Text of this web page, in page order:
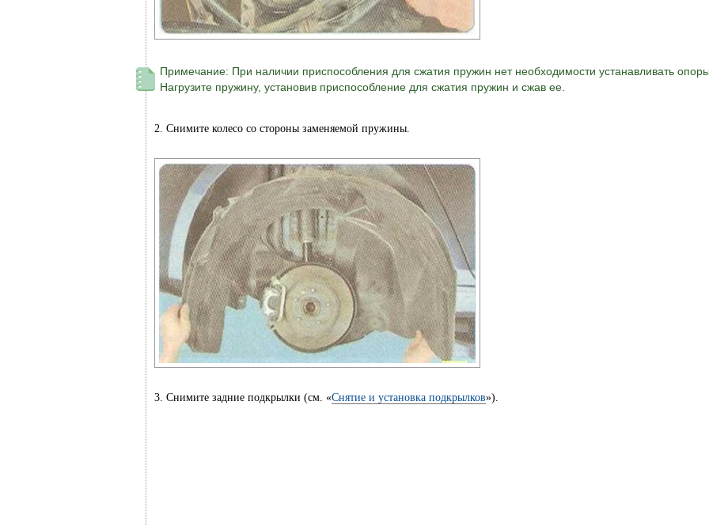
Примечание: При наличии приспособления для сжатия пружин нет необходимости устанавливать
Нагрузите пружину, установив приспособление для сжатия пружин и сжав ее.
2. Снимите колесо со стороны заменяемой пружины.
3. Снимите задние подкрылки (см. «Снятие и установка подкрылков»).